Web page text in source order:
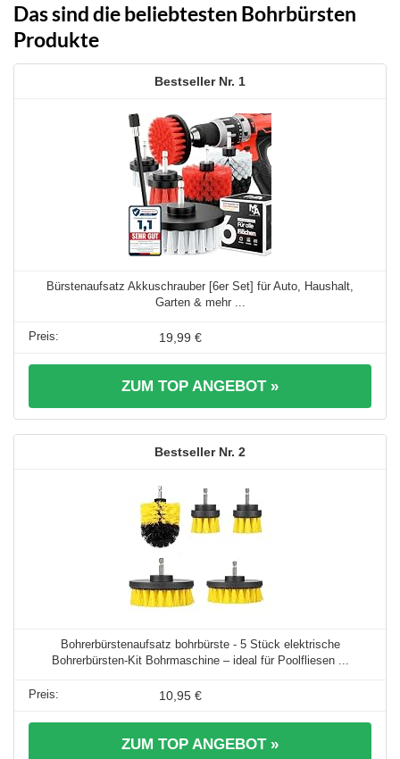
Das sind die beliebtesten Bohrbürsten
Produkte
1
Bürstenaufsatz Akkuschrauber [6er Set] für Auto, Haushalt,
Garten & mehr ...
19,99 €
ZUM TOP ANGEBOT »
2
Bohrerbürstenaufsatz bohrbürste - 5 Stück elektrische
Bohrerbürsten-Kit Bohrmaschine – ideal für Poolfliesen ...
10,95 €
ZUM TOP ANGEBOT »